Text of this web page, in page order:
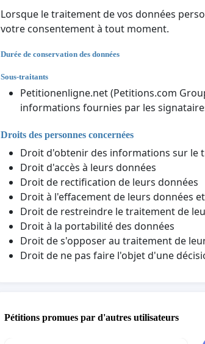
Lorsque le traitement de vos données
votre consentement à tout moment.
Durée de conservation des données
Sous-traitants
Petitionenligne.net (Petitions.com
informations fournies par les
Droits des personnes concernées
Droit d'obtenir des informations sur le
Droit d'accès à leurs données
Droit de rectification de leurs données
Droit à l'effacement de leurs données
Droit de restreindre le traitement de
Droit à la portabilité des données
Droit de s'opposer au traitement de
Droit de ne pas faire l'objet d'une
Pétitions promues par d'autres utilisateurs